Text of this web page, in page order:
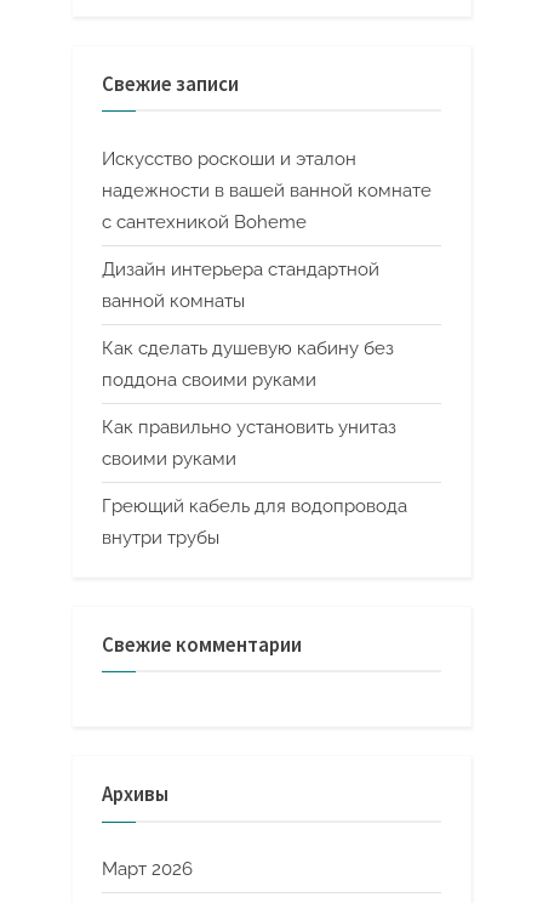
Свежие записи
Искусство роскоши и эталон
надежности в вашей ванной комнате
с сантехникой Boheme
Дизайн интерьера стандартной
ванной комнаты
Как сделать душевую кабину без
поддона своими руками
Как правильно установить унитаз
своими руками
Греющий кабель для водопровода
внутри трубы
Свежие комментарии
Архивы
Март 2026